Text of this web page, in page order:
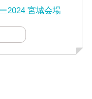
2024 宮城会場